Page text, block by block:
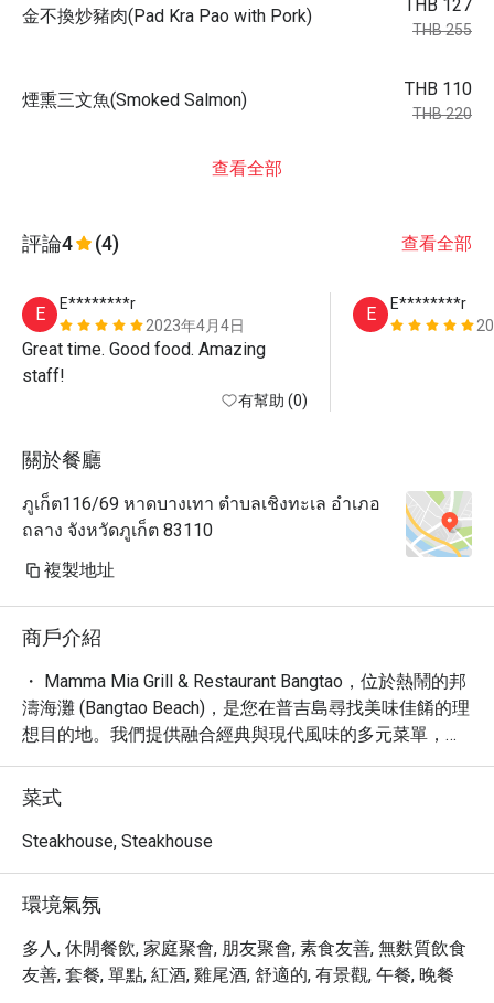
金不換炒豬肉(Pad Kra Pao with Pork)
THB 127
THB 255
煙熏三文魚(Smoked Salmon)
THB 110
THB 220
查看全部
評論4 (4) 查看全部
E
E********r
2023年4月4日
Great time. Good food. Amazing
staff!
有幫助 (0)
E
E********r
關於餐廳
ภูเก็ต116/69 หาดบางเทา ตำบลเชิงทะเล อำเภอ
ถลาง จังหวัดภูเก็ต 83110
複製地址
商戶介紹
・ Mamma Mia Grill & Restaurant Bangtao，位於熱鬧的邦
濤海灘 (Bangtao Beach)，是您在普吉島尋找美味佳餚的理
想目的地。我們提供融合經典與現代風味的多元菜單，從
美味的披薩、香嫩的烤扒到道地的泰式料理，應有盡有，
滿足您挑剔的味蕾。餐廳氛圍輕鬆舒適，是您享用早餐、
早午餐、午餐或晚餐的完美選擇。
・ 無論您是獨自旅行、與摯愛同行，或是闔家歡樂，
體驗。餐廳坐擁便利的地理位置，設有室外雅座、外帶及
外送服務，並提供兒童高腳椅與兒童菜單，讓親子用餐更
加輕鬆愉快。我們更提供免費 Wi-Fi，讓您與親友即時分
享美好食光。
菜式
Steakhouse, Steakhouse
環境氣氛
多人, 休閒餐飲, 家庭聚會, 朋友聚會, 素食友善, 無麩質飲食
友善, 套餐, 單點, 紅酒, 雞尾酒, 舒適的, 有景觀, 午餐, 晚餐